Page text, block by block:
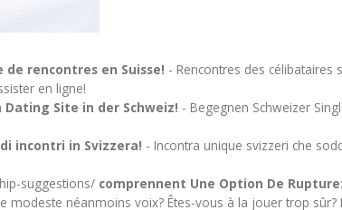
rencontres en Suisse! - Rencontres des célibataires
en ligne!
Site in der Schweiz! - Begegnen Schweizer
incontri in Svizzera! - Incontra unique svizzeri che
suggestions/ comprennent Une Option De
modeste néanmoins voix? Êtes-vous à la jouer trop sûr?